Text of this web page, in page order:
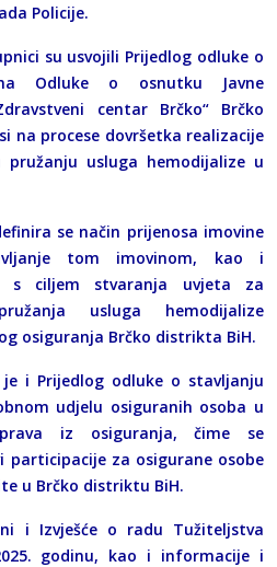
Policije.
su usvojili Prijedlog odluke o
Odluke o osnutku Javne
centar Brčko“ Brčko
na procese dovršetka realizacije
usluga hemodijalize u
se način prijenosa imovine
tom imovinom, kao i
s ciljem stvaranja uvjeta za
usluga hemodijalize
osiguranja Brčko distrikta BiH.
je i Prijedlog odluke o stavljanju
udjelu osiguranih osoba u
iz osiguranja, čime se
za osigurane osobe
u Brčko distriktu BiH.
i Izvješće o radu Tužiteljstva
godinu, kao i informacije i